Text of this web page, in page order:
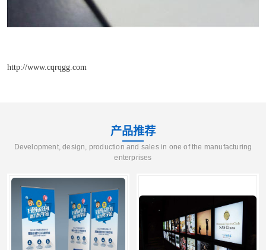
http://www.cqrqgg.com
产品推荐
Development, design, production and sales in one of the manufacturing
enterprises